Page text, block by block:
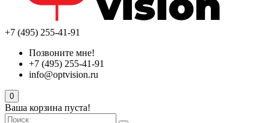
+7 (495) 255-41-91
Позвоните мне!
+7 (495) 255-41-91
info@optvision.ru
0
Ваша корзина пуста!